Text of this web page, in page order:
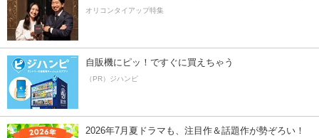
オリコンタイアップ特集
自販機にピッ！ですぐに買えちゃう
（PR）ジハンピ
2026年7月夏ドラマも、注目作＆話題作が勢ぞろい！